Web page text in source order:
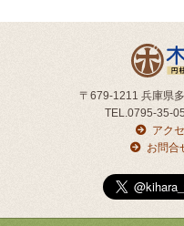
〒679-1211 兵庫県
TEL.0795-35-
アク
お問合